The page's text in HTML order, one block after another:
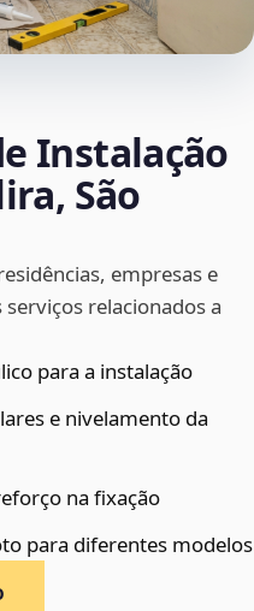
Instalação
São
empresas e
relacionados a
para a instalação
e nivelamento da
na fixação
para diferentes modelos